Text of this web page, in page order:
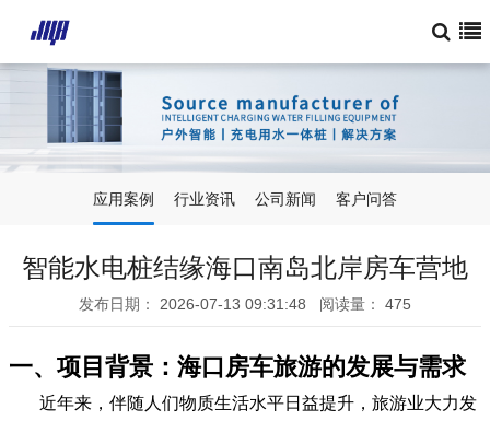
应用案例 行业资讯 公司新闻 客户问答
智能水电桩结缘海口南岛北岸房车营地
发布日期： 2026-07-13 09:31:48 阅读量： 475
一、项目背景：海口房车旅游的发展与需求
近年来，伴随人们物质生活水平日益提升，旅游业大力发